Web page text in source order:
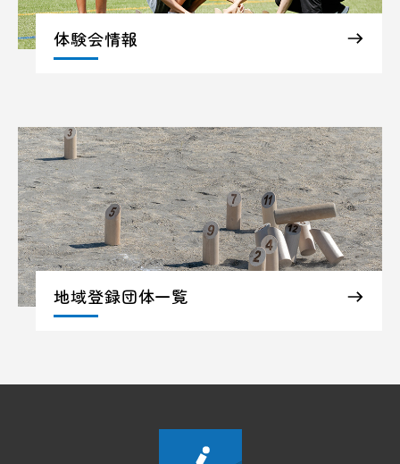
体験会情報
地域登録団体一覧